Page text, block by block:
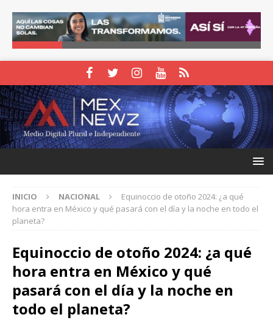
INICIO NACIONAL
Equinoccio de otoño 2024: ¿a qué
hora entra en México y qué pasará con el día y la noche en todo el
planeta?
Equinoccio de otoño 2024: ¿a qué
hora entra en México y qué
pasará con el día y la noche en
todo el planeta?